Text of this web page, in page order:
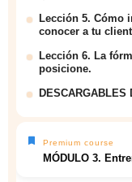
Lección 5. Cómo
conocer a tu
Lección 6. La
posicione.
DESCARGABLES
Premium course
MÓDULO 3.